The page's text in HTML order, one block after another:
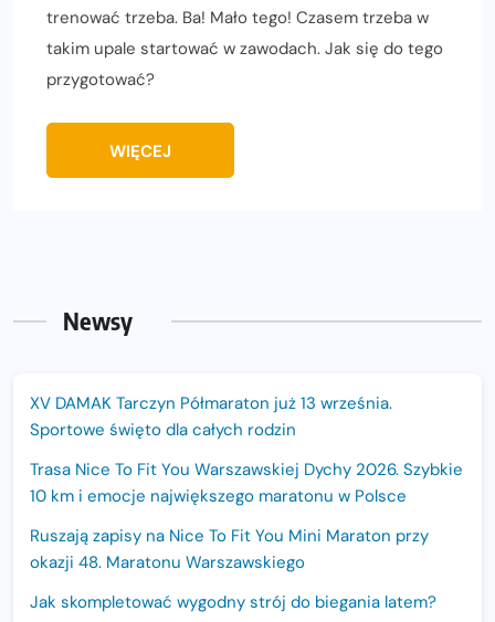
trenować trzeba. Ba! Mało tego! Czasem trzeba w
takim upale startować w zawodach. Jak się do tego
przygotować?
WIĘCEJ
Newsy
XV DAMAK Tarczyn Półmaraton już 13 września.
Sportowe święto dla całych rodzin
Trasa Nice To Fit You Warszawskiej Dychy 2026. Szybkie
10 km i emocje największego maratonu w Polsce
Ruszają zapisy na Nice To Fit You Mini Maraton przy
okazji 48. Maratonu Warszawskiego
Jak skompletować wygodny strój do biegania latem?